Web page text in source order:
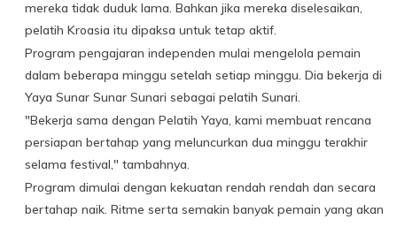
mereka tidak duduk lama. Bahkan jika mereka diselesaikan,
pelatih Kroasia itu dipaksa untuk tetap aktif.
Program pengajaran independen mulai mengelola pemain
dalam beberapa minggu setelah setiap minggu. Dia bekerja di
Yaya Sunar Sunar Sunari sebagai pelatih Sunari.
"Bekerja sama dengan Pelatih Yaya, kami membuat rencana
persiapan bertahap yang meluncurkan dua minggu terakhir
selama festival," tambahnya.
Program dimulai dengan kekuatan rendah rendah dan secara
bertahap naik. Ritme serta semakin banyak pemain yang akan